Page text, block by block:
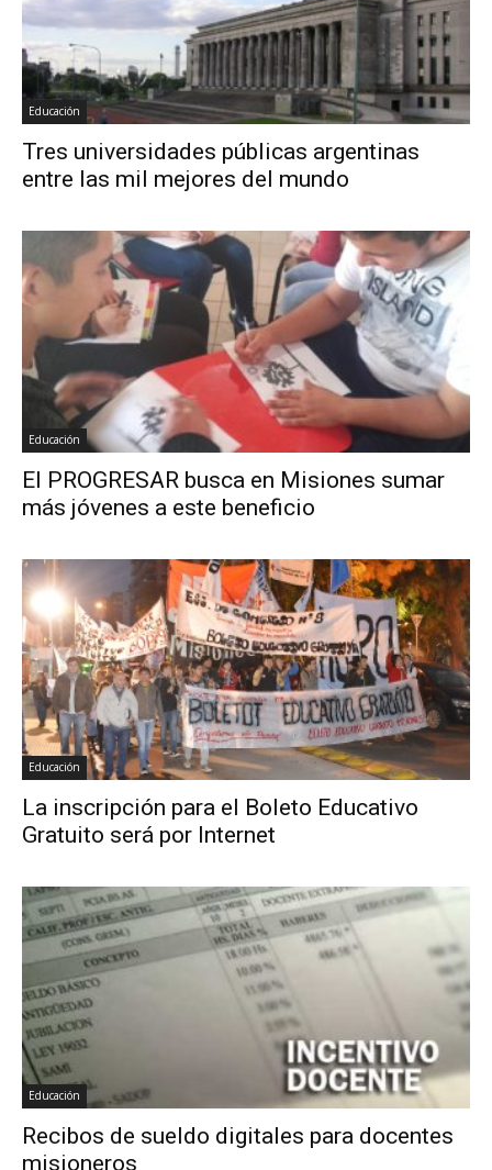
Educación
Tres universidades públicas argentinas
entre las mil mejores del mundo
Educación
El PROGRESAR busca en Misiones sumar
más jóvenes a este beneficio
Educación
La inscripción para el Boleto Educativo
Gratuito será por Internet
Educación
Recibos de sueldo digitales para docentes
misioneros